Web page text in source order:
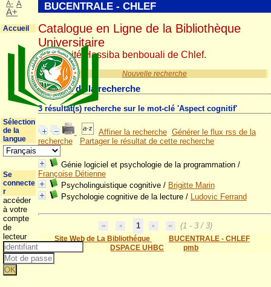
Nouvelle recherche
Résultat de la recherche
3 résultat(s) recherche sur le mot-clé 'Aspect cognitif'
Affiner la recherche Générer le flux rss de la
recherche
Partager le résultat de cette recherche
Génie logiciel et psychologie de la programmation/
Françoise Détienne
Psycholinguistique cognitive/ Brigitte Marin
Psychologie cognitive de la lecture/ Ludovic Ferrand
1 (1 - 3 / 3)
Site Web de La Bibliothéque
BUCENTRALE - CHLEF
DSPACE UHBC
pmb
BUCENTRALE - CHLEF
Catalogue en Ligne de la Bibliothèque
Universitaire
Université Hassiba benbouali de Chlef.
A- A
A+
Accueil
Sélection
de la
langue
Se
connecte
r
accéder
à votre
compte
de
lecteur